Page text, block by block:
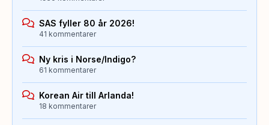
SAS fyller 80 år 2026!
41 kommentarer
Ny kris i Norse/Indigo?
61 kommentarer
Korean Air till Arlanda!
18 kommentarer